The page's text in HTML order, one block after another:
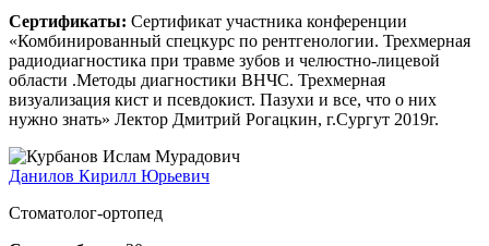
Сертификаты: Сертификат участника конференции
«Комбинированный спецкурс по рентгенологии. Трехмерная
радиодиагностика при травме зубов и челюстно-лицевой
области .Методы диагностики ВНЧС. Трехмерная
визуализация кист и псевдокист. Пазухи и все, что о них
нужно знать» Лектор Дмитрий Рогацкин, г.Сургут 2019г.
Данилов Кирилл Юрьевич
Стоматолог-ортопед